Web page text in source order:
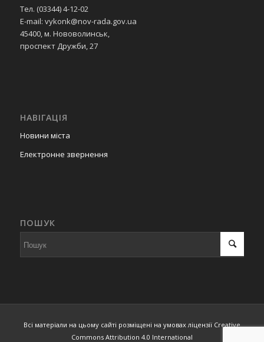
Тел. (03344) 4-12-02
E-mail: vykonk@nov-rada.gov.ua
45400, м. Нововолинськ,
проспект Дружби, 27
НАВІГАЦІЯ
Новини міста
Електронне звернення
ПОШУК
Всі матеріали на цьому сайті розміщені на умовах ліцензії Creative
Commons Attribution 4.0 International